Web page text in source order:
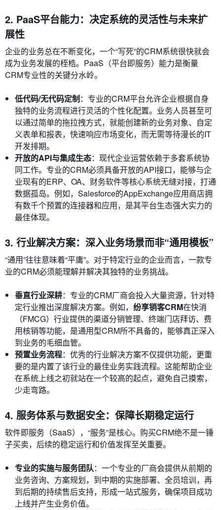
2. PaaS平台能力：决定系统的灵活性与未来扩
展性
企业的业务总在不断变化，一个“写死”的CRM系统很快就会
成为业务发展的桎梏。PaaS（平台即服务）能力是衡量
CRM专业性的关键分水岭。
低代码/无代码定制：专业的CRM平台允许企业根据自身
独特的业务流程进行灵活的个性化配置。业务人员甚至可
以通过简单的拖拉拽方式，就能创建新的业务对象、自定
义表单和报表，快速响应市场变化，而无需等待漫长的IT
开发排期。
开放的API与集成生态：现代企业运营依赖于多套系统协
同工作。专业的CRM必须具备开放的API接口，能够与企
业现有的ERP、OA、财务软件等核心系统无缝对接，打通
数据孤岛。例如，Salesforce的AppExchange应用商店拥
有数千个预置的连接器和应用，是其平台生态强大实力的
最佳体现。
3. 行业解决方案：深入业务场景而非“通用模板”
“通用”往往意味着“平庸”。对于特定行业的企业而言，一款专
业的CRM必须能理解并解决其独特的业务挑战。
垂直行业深耕：专业的CRM厂商会投入大量资源，针对特
定行业推出深度解决方案。例如， 纷享销客CRM在快消
（FMCG）行业提供的渠道分销管理、终端门店拜访、费
用核销等功能，是通用型CRM所不具备的，能够真正深入
到业务的毛细血管。
预置业务流程：优秀的行业解决方案不仅提供功能，更重
要的是内置了该行业的最佳业务实践流程。这能帮助企业
在系统上线之初就站在一个较高的起点，避免自己摸索，
少走弯路。
4. 服务体系与数据安全：保障长期稳定运行
软件即服务（SaaS），“服务”是核心。购买CRM绝不是一锤
子买卖，后续的稳定运行和价值发挥至关重要。
专业的实施与服务团队：一个专业的厂商会提供从前期的
业务咨询、方案规划，到中期的实施部署、全员培训，再
到后期的持续售后支持，形成一站式服务，确保项目成功
上线并产生业务价值。